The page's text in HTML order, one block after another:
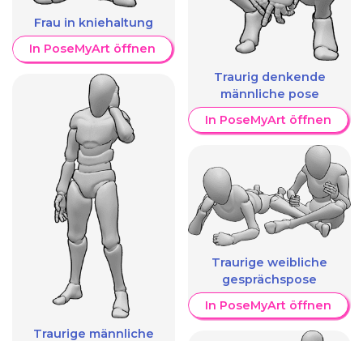
Frau in kniehaltung
In PoseMyArt öffnen
Traurige männliche
Traurig denkende
männliche pose
In PoseMyArt öffnen
Traurige weibliche
gesprächspose
In PoseMyArt öffnen